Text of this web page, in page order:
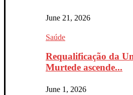
June 21, 2026
Saúde
Requalificação da
Murtede ascende...
June 1, 2026